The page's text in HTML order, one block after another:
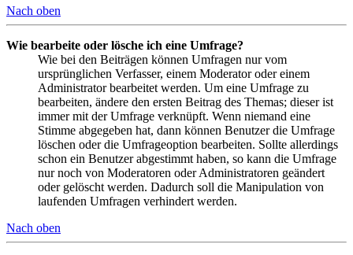
Nach oben
Wie bearbeite oder lösche ich eine Umfrage?
Wie bei den Beiträgen können Umfragen nur vom
ursprünglichen Verfasser, einem Moderator oder einem
Administrator bearbeitet werden. Um eine Umfrage zu
bearbeiten, ändere den ersten Beitrag des Themas; dieser ist
immer mit der Umfrage verknüpft. Wenn niemand eine
Stimme abgegeben hat, dann können Benutzer die Umfrage
löschen oder die Umfrageoption bearbeiten. Sollte allerdings
schon ein Benutzer abgestimmt haben, so kann die Umfrage
nur noch von Moderatoren oder Administratoren geändert
oder gelöscht werden. Dadurch soll die Manipulation von
laufenden Umfragen verhindert werden.
Nach oben